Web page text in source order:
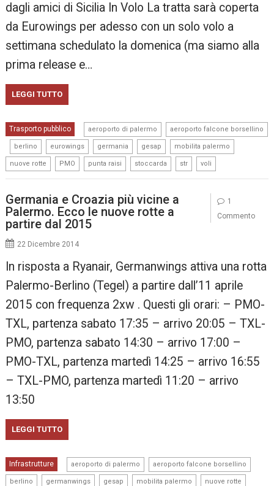
dagli amici di Sicilia In Volo La tratta sarà coperta
da Eurowings per adesso con un solo volo a
settimana schedulato la domenica (ma siamo alla
prima release e…
LEGGI TUTTO
Trasporto pubblico aeroporto di palermo aeroporto falcone borsellino
berlino eurowings germania gesap mobilita palermo
nuove rotte PMO punta raisi stoccarda str voli
Germania e Croazia più vicine a
Palermo. Ecco le nuove rotte a
partire dal 2015
22 Dicembre 2014
In risposta a Ryanair, Germanwings attiva una rotta
Palermo-Berlino (Tegel) a partire dall’11 aprile
2015 con frequenza 2xw . Questi gli orari: – PMO-
TXL, partenza sabato 17:35 – arrivo 20:05 – TXL-
PMO, partenza sabato 14:30 – arrivo 17:00 –
PMO-TXL, partenza martedì 14:25 – arrivo 16:55
– TXL-PMO, partenza martedì 11:20 – arrivo
13:50
LEGGI TUTTO
Infrastrutture aeroporto di palermo aeroporto falcone borsellino
berlino germanwings gesap mobilita palermo nuove rotte
1
Commento